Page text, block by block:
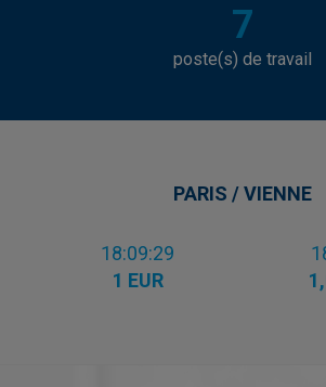
7
poste(s) de travail
PARIS / VIENNE
18:09:29
1 EUR